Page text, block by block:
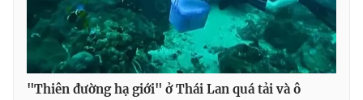
"Thiên đường hạ giới" ở Thái Lan quá tải và ô